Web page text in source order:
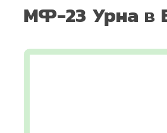
МФ-23 Урна в